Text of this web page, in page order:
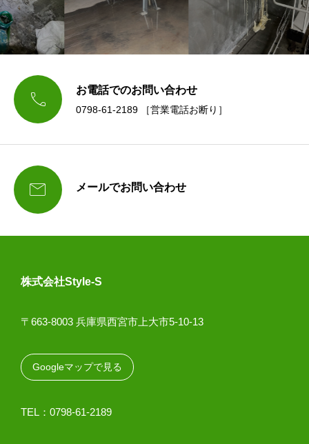
 お電話でのお問い合わせ
0798-61-2189 ［営業電話お断り］
 メールでお問い合わせ
株式会社Style-S
〒663-8003 兵庫県西宮市上大市5-10-13
Googleマップで見る
TEL：0798-61-2189